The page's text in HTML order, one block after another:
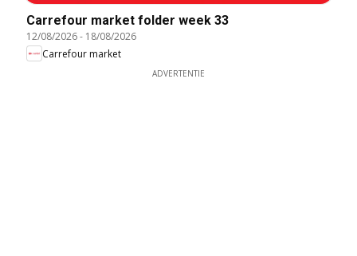
Carrefour market folder week 33
12/08/2026- 18/08/2026
Carrefour market
ADVERTENTIE